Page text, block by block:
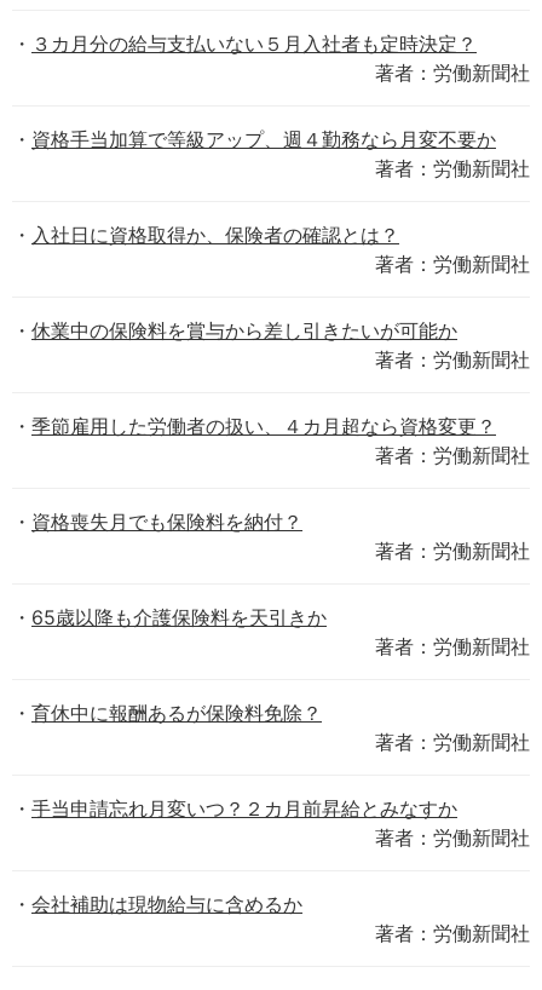
３カ月分の給与支払いない５月入社者も定時決定？
著者：労働新聞社
資格手当加算で等級アップ、週４勤務なら月変不要か
著者：労働新聞社
入社日に資格取得か、保険者の確認とは？
著者：労働新聞社
休業中の保険料を賞与から差し引きたいが可能か
著者：労働新聞社
季節雇用した労働者の扱い、４カ月超なら資格変更？
著者：労働新聞社
資格喪失月でも保険料を納付？
著者：労働新聞社
65歳以降も介護保険料を天引きか
著者：労働新聞社
育休中に報酬あるが保険料免除？
著者：労働新聞社
手当申請忘れ月変いつ？２カ月前昇給とみなすか
著者：労働新聞社
会社補助は現物給与に含めるか
著者：労働新聞社